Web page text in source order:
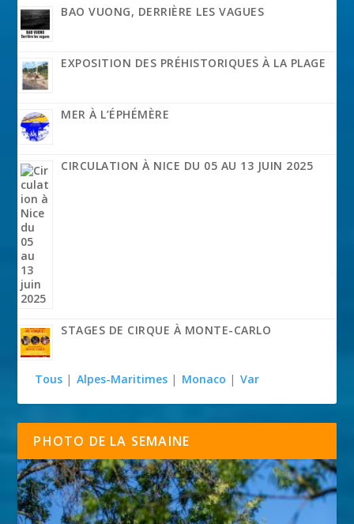
BAO VUONG, DERRIÈRE LES VAGUES
EXPOSITION DES PRÉHISTORIQUES À LA PLAGE
MER À L’ÉPHÉMÈRE
CIRCULATION À NICE DU 05 AU 13 JUIN 2025
STAGES DE CIRQUE À MONTE-CARLO
Tous | Alpes-Maritimes | Monaco | Var
PHOTO DE LA SEMAINE